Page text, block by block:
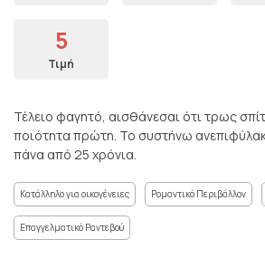
5
Τιμή
Τέλειο φαγητό, αισθάνεσαι ότι τρως
ποιότητα πρώτη. Το συστήνω
πάνα από 25 χρόνια.
Κατάλληλο για οικογένειες Ρομαντικό Περιβάλλον
Επαγγελματικό Ραντεβού